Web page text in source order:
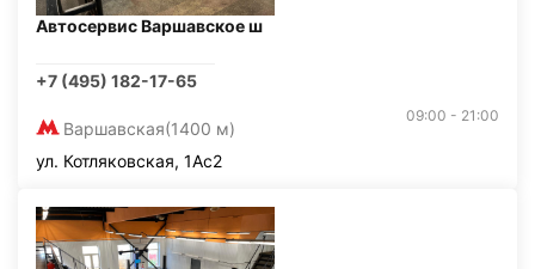
Автосервис Варшавское ш
+7 (495) 182-17-65
Варшавская(1400 м)
09:00 - 21:00
ул. Котляковская, 1Ас2